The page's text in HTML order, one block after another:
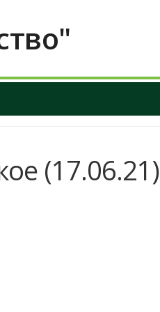
(17.06.21)